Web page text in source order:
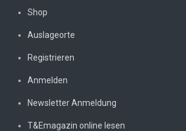
Shop
Auslageorte
Registrieren
Anmelden
Newsletter Anmeldung
T&Emagazin online lesen